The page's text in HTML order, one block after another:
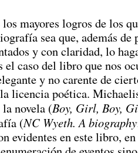
mayores logros de los
sea que, además de
y con claridad, lo
el caso del libro que nos
y no carente de
licencia poética.
novela (Boy, Girl, Boy,
(NC Wyeth. A biography
evidentes en este libro,